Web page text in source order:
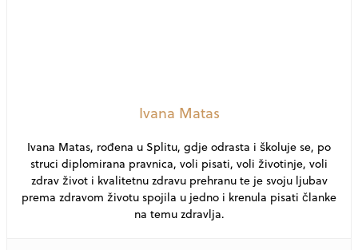
Ivana Matas
Ivana Matas, rođena u Splitu, gdje odrasta i školuje se, po
struci diplomirana pravnica, voli pisati, voli životinje, voli
zdrav život i kvalitetnu zdravu prehranu te je svoju ljubav
prema zdravom životu spojila u jedno i krenula pisati članke
na temu zdravlja.